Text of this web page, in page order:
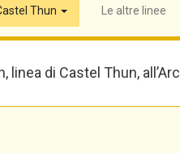
Thun Le altre linee
linea di Castel Thun,